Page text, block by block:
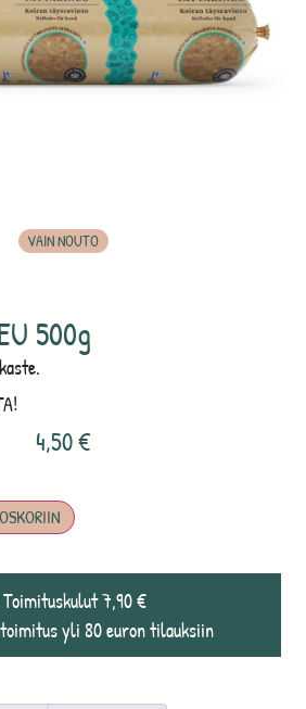
VAIN NOUTO
500g
4,50€
Toimituskulut 7,90 €
yli 80 euron tilauksiin